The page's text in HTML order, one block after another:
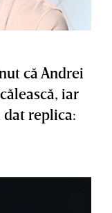
că Andrei
iar
replica: